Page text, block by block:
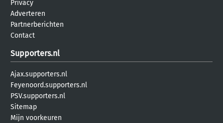
Privacy
Adverteren
Partnerberichten
Contact
Supporters.nl
Ajax.supporters.nl
Feyenoord.supporters.nl
PSV.supporters.nl
Sitemap
Mijn voorkeuren